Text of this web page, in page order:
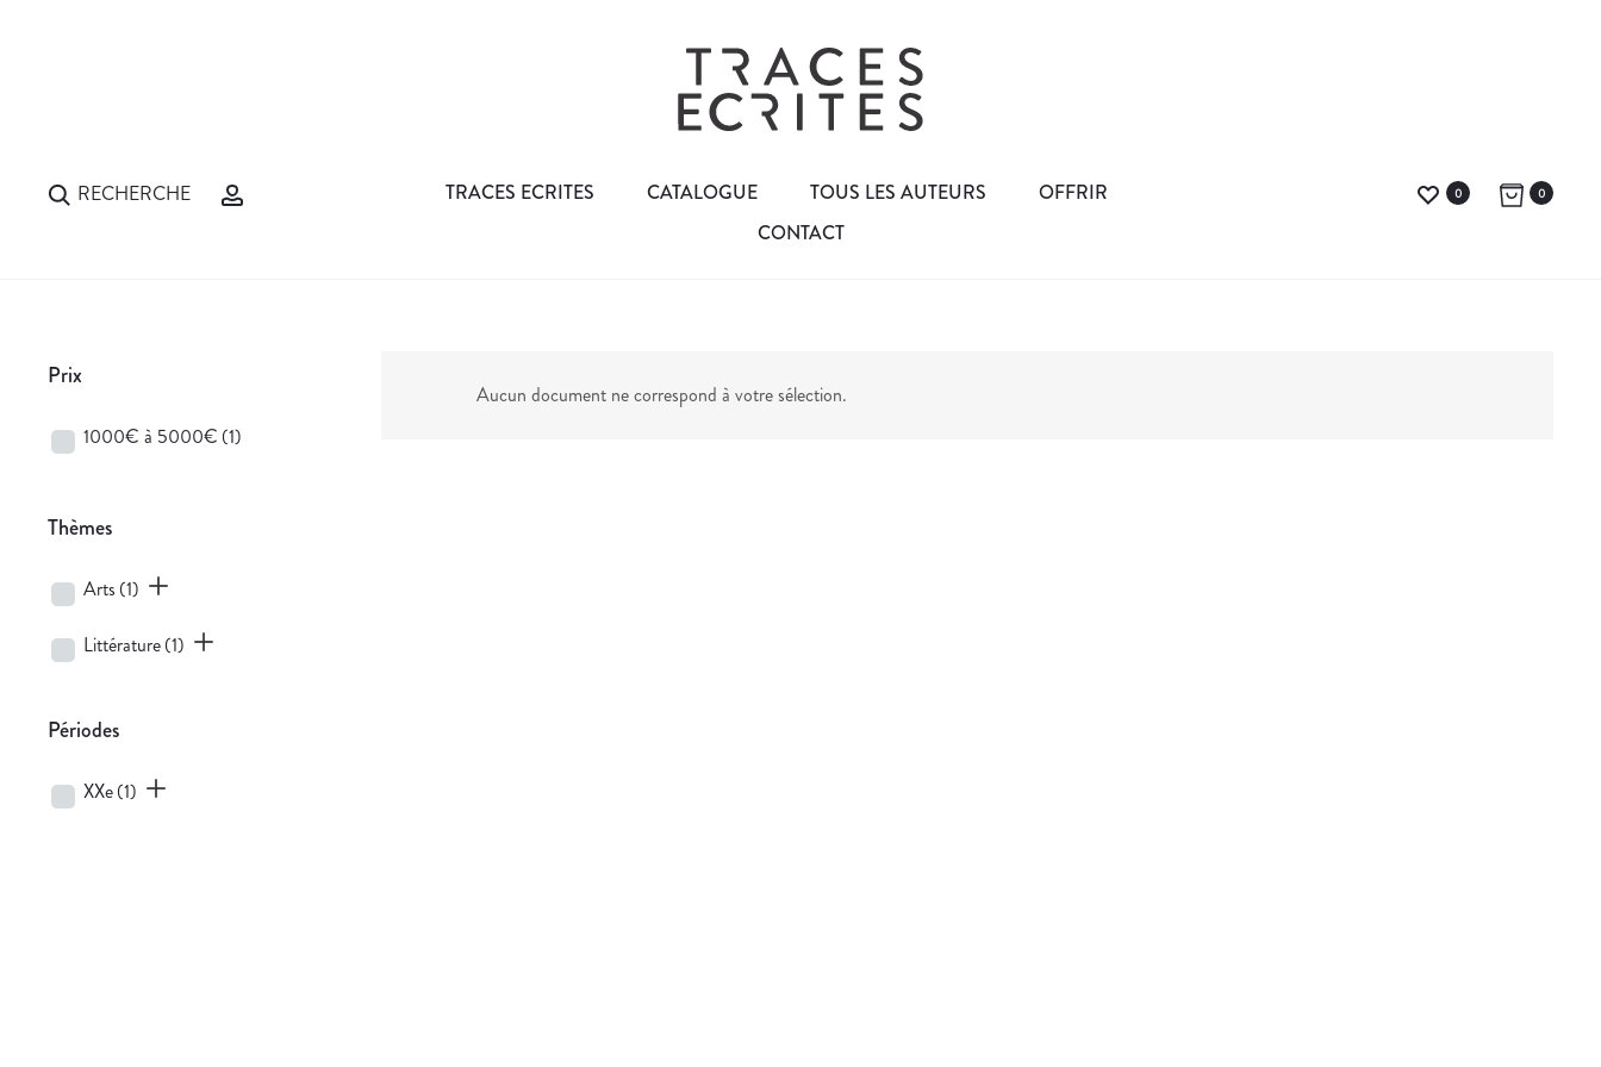
RECHERCHE TRACES ECRITES CATALOGUE TOUS LES AUTEURS
OFFRIR
CONTACT
0 0
Aucun document ne correspond à votre sélection.
Prix
1000€ à 5000€ (1)
Thèmes
Arts (1)
Littérature(1)
Périodes
XXe(1)